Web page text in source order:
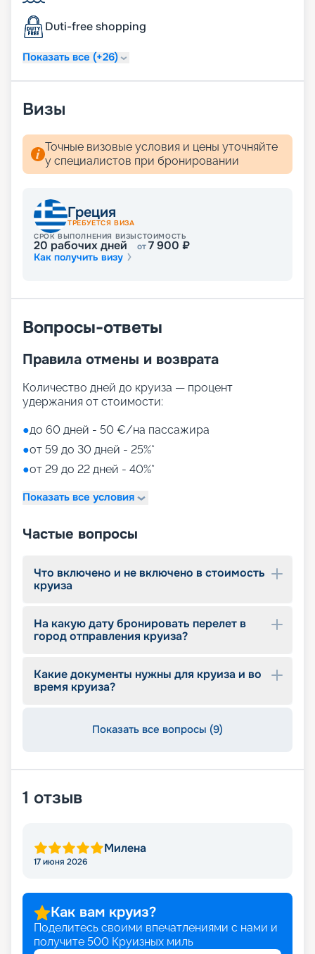
пейзажи Средиземноморья. Воспользуйтесь
услугой раннего бронирования, чтобы получить
лучшие каюты по выгодным ценам!
Duti-free shopping
Показать все (+26)
Визы
Точные визовые условия и цены уточняйте
у специалистов при бронировании
Греция
ТРЕБУЕТСЯ ВИЗА
СРОК ВЫПОЛНЕНИЯ ВИЗЫ
20 рабочих дней
СТОИМОСТЬ
от7 900 ₽
Как получить визу
Вопросы-ответы
Правила отмены и возврата
Количество дней до круиза — процент
удержания от стоимости:
●до 60 дней - 50 €/на пассажира
●от 59 до 30 дней - 25%*
●от 29 до 22 дней - 40%*
Показать все условия
Частые вопросы
Что включено и не включено в стоимость
круиза
На какую дату бронировать перелет в
город отправления круиза?
Какие документы нужны для круиза и во
время круиза?
Показать все вопросы (9)
1 отзыв
Милена
17 июня 2026
Как вам круиз?
Поделитесь своими впечатлениями с нами и
получите 500 Круизных миль